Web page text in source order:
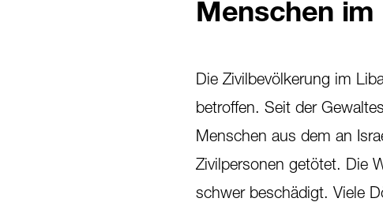
Menschen im
Die Zivilbevölkerung im
betroffen. Seit der
Menschen aus dem an
Zivilpersonen getötet. Die
schwer beschädigt. Viele